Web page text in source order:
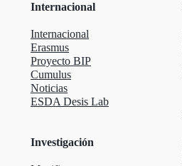
Internacional
Internacional
Erasmus
Proyecto BIP
Cumulus
Noticias
ESDA Desis Lab
Investigación